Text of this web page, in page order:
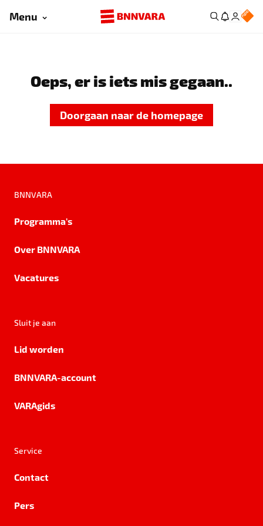
Menu
Oeps, er is iets mis gegaan..
Doorgaan naar de homepage
BNNVARA
Programma's
Over BNNVARA
Vacatures
Sluit je aan
Lid worden
BNNVARA-account
VARAgids
Service
Contact
Pers